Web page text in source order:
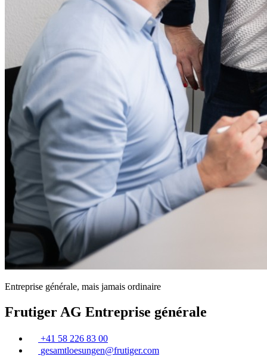
Entreprise générale, mais jamais ordinaire
Frutiger AG Entreprise générale
+41 58 226 83 00
gesamtloesungen@frutiger.com